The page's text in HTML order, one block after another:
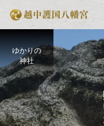
ゆかりの
神社